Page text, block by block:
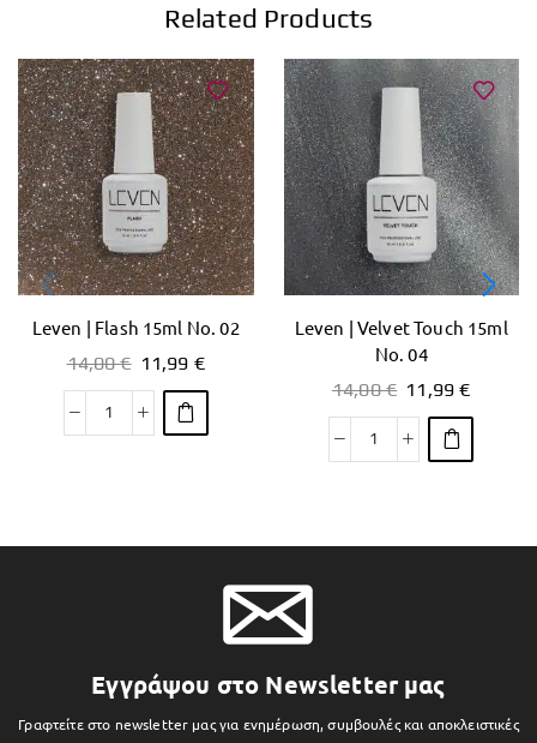
Related Products
Leven | Flash 15ml No. 02
14,00€ 11,99 €
Leven | Velvet Touch 15ml
No. 04
14,00€ 11,99€
Εγγράψου στο Newsletter μας
Γραφτείτε στο newsletter μας για ενημέρωση, συμβουλές και αποκλειστικές